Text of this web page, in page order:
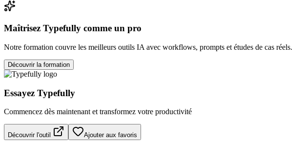
Maîtrisez Typefully comme un pro
Notre formation couvre les meilleurs outils IA avec workflows, prompts et études de cas réels.
Découvrir la formation
Essayez Typefully
Commencez dès maintenant et transformez votre productivité
Découvrir l'outil Ajouter aux favoris